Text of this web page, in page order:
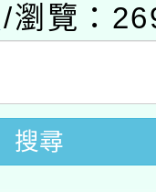
術巡演
及學前
大學辦理
校輔導
/瀏覽：
搜尋